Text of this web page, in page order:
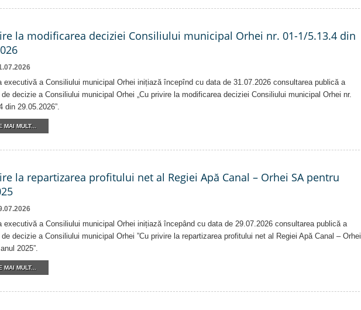
la modificarea deciziei Consiliului municipal Orhei nr. 01-1/5.13.4 din
executivă a Consiliului municipal Orhei inițiază începînd cu data de 31.07.2026 consultarea publică a
decizie a Consiliului municipal Orhei „Cu privire la modificarea deciziei Consiliului municipal Orhei nr.
din 29.05.2026”.
MAI MULT...
la repartizarea profitului net al Regiei Apă Canal – Orhei SA pentru
executivă a Consiliului municipal Orhei inițiază începând cu data de 29.07.2026 consultarea publică a
decizie a Consiliului municipal Orhei ”Cu privire la repartizarea profitului net al Regiei Apă Canal – Orhei
2025”.
MAI MULT...